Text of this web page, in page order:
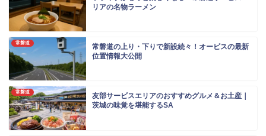
リアの名物ラーメン
常磐道
常磐道の上り・下りで新設続々！オービスの最新
位置情報大公開
常磐道
友部サービスエリアのおすすめグルメ＆お土産｜
茨城の味覚を堪能するSA